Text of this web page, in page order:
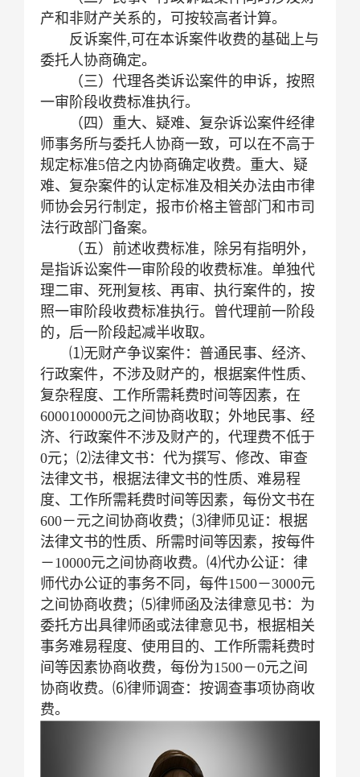
产和非财产关系的，可按较高者计算。
反诉案件,可在本诉案件收费的基础上与
委托人协商确定。
（三）代理各类诉讼案件的申诉，按照
一审阶段收费标准执行。
（四）重大、疑难、复杂诉讼案件经律
师事务所与委托人协商一致，可以在不高于
规定标准5倍之内协商确定收费。重大、疑
难、复杂案件的认定标准及相关办法由市律
师协会另行制定，报市价格主管部门和市司
法行政部门备案。
（五）前述收费标准，除另有指明外，
是指诉讼案件一审阶段的收费标准。单独代
理二审、死刑复核、再审、执行案件的，按
照一审阶段收费标准执行。曾代理前一阶段
的，后一阶段起减半收取。
⑴无财产争议案件：普通民事、经济、
行政案件，不涉及财产的，根据案件性质、
复杂程度、工作所需耗费时间等因素，在
6000100000元之间协商收取；外地民事、经
济、行政案件不涉及财产的，代理费不低于
0元；⑵法律文书：代为撰写、修改、审查
法律文书，根据法律文书的性质、难易程
度、工作所需耗费时间等因素，每份文书在
600－元之间协商收费；⑶律师见证：根据
法律文书的性质、所需时间等因素，按每件
－10000元之间协商收费。⑷代办公证：律
师代办公证的事务不同，每件1500－3000元
之间协商收费；⑸律师函及法律意见书：为
委托方出具律师函或法律意见书，根据相关
事务难易程度、使用目的、工作所需耗费时
间等因素协商收费，每份为1500－0元之间
协商收费。⑹律师调查：按调查事项协商收
费。